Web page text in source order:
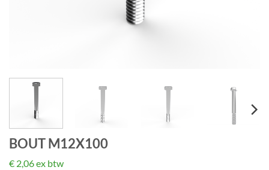
BOUT M12X100
€ 2,06ex btw